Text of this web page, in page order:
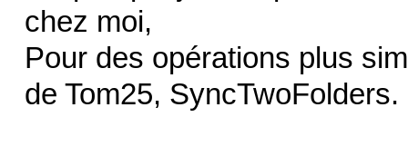
chez moi,
Pour des opérations plus
de Tom25, SyncTwoFolders.